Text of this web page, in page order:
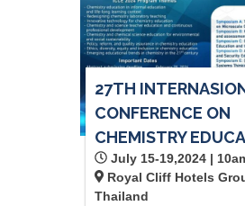
27TH
CONFERENCE ON
CHEMISTRY
July 15-19,2024 |
Royal Cliff Hotels
Thailand